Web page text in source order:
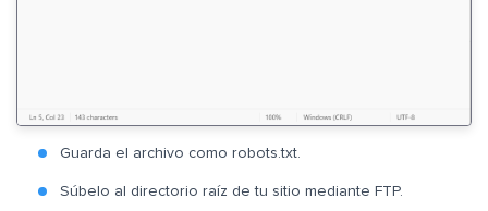
Guarda el archivo como robots.txt.
Súbelo al directorio raíz de tu sitio mediante FTP.